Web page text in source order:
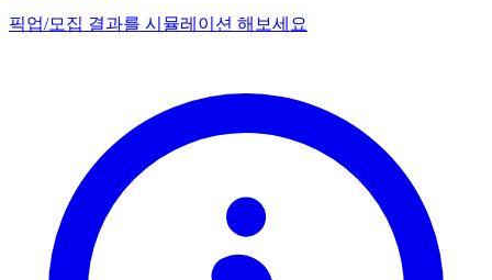
픽업/모집 결과를 시뮬레이션 해보세요